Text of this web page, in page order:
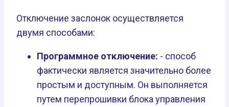
Отключение заслонок осуществляется
двумя способами:
Программное отключение: - способ
фактически является значительно более
простым и доступным. Он выполняется
путем перепрошивки блока управления